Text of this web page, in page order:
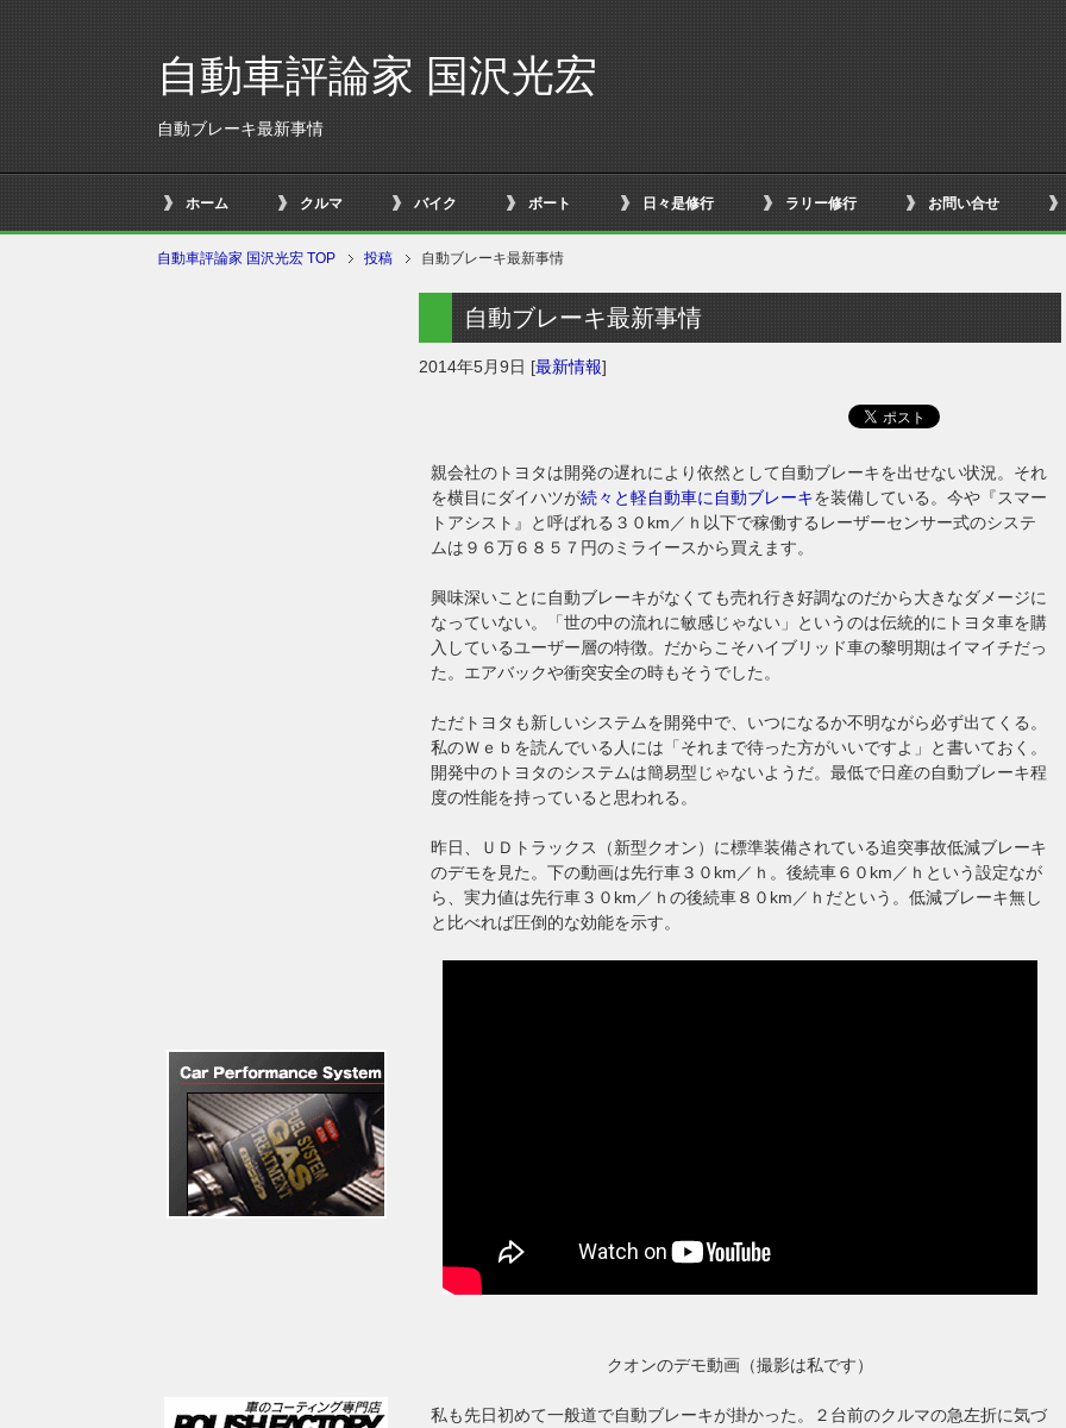
自動車評論家 国沢光宏
自動ブレーキ最新事情
ホーム クルマ バイク ボート 日々是修行 ラリー修行 お問い合せ
自動車評論家 国沢光宏 TOP 投稿 自動ブレーキ最新事情
自動ブレーキ最新事情
2014年5月9日 [最新情報]
親会社のトヨタは開発の遅れにより依然として自動ブレーキを出せない状況。それ
を横目にダイハツが続々と軽自動車に自動ブレーキを装備している。今や『スマー
トアシスト』と呼ばれる３０km／ｈ以下で稼働するレーザーセンサー式のシステ
ムは９６万６８５７円のミライースから買えます。
興味深いことに自動ブレーキがなくても売れ行き好調なのだから大きなダメージに
なっていない。「世の中の流れに敏感じゃない」というのは伝統的にトヨタ車を購
入しているユーザー層の特徴。だからこそハイブリッド車の黎明期はイマイチだっ
た。エアバックや衝突安全の時もそうでした。
ただトヨタも新しいシステムを開発中で、いつになるか不明ながら必ず出てくる。
私のＷｅｂを読んでいる人には「それまで待った方がいいですよ」と書いておく。
開発中のトヨタのシステムは簡易型じゃないようだ。最低で日産の自動ブレーキ程
度の性能を持っていると思われる。
昨日、ＵＤトラックス（新型クオン）に標準装備されている追突事故低減ブレーキ
のデモを見た。下の動画は先行車３０km／ｈ。後続車６０km／ｈという設定なが
ら、実力値は先行車３０km／ｈの後続車８０km／ｈだという。低減ブレーキ無し
と比べれば圧倒的な効能を示す。
クオンのデモ動画（撮影は私です）
私も先日初めて一般道で自動ブレーキが掛かった。２台前のクルマの急左折に気づ